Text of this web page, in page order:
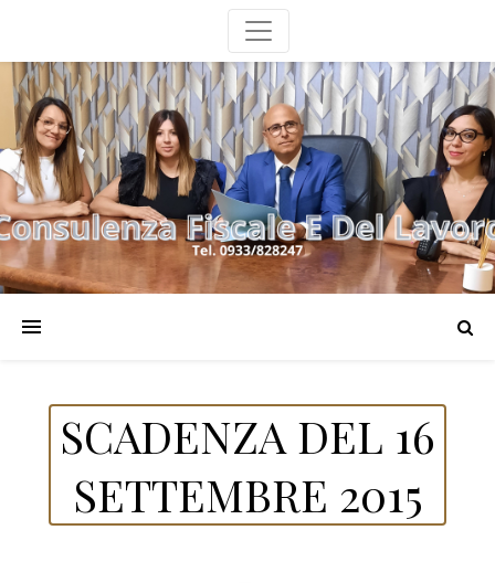
SCADENZA DEL 16
SETTEMBRE 2015